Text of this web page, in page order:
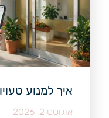
איך למנוע
אוגוסט 2, 2026